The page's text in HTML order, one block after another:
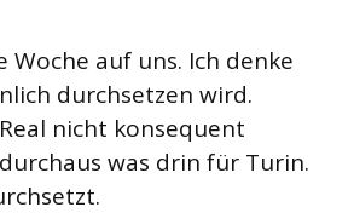
auf uns. Ich denke
durchsetzen wird.
nicht konsequent
was drin für Turin.